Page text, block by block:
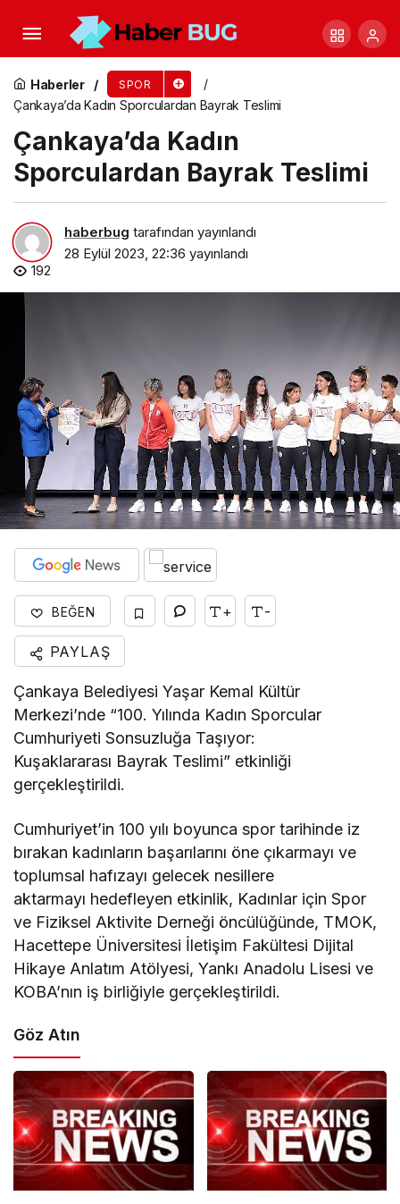
Haberler SPOR
Çankaya’da Kadın Sporculardan Bayrak Teslimi
Çankaya’da Kadın
Sporculardan Bayrak Teslimi
haberbug tarafından yayınlandı
28 Eylül 2023, 22:36 yayınlandı
192
BEĞEN + -
PAYLAŞ
Çankaya Belediyesi Yaşar Kemal Kültür
Merkezi’nde “100. Yılında Kadın Sporcular
Cumhuriyeti Sonsuzluğa Taşıyor:
Kuşaklararası Bayrak Teslimi” etkinliği
gerçekleştirildi.
Cumhuriyet’in 100 yılı boyunca spor tarihinde iz
bırakan kadınların başarılarını öne çıkarmayı ve
toplumsal hafızayı gelecek nesillere
aktarmayı hedefleyen etkinlik, Kadınlar için Spor
ve Fiziksel Aktivite Derneği öncülüğünde, TMOK,
Hacettepe Üniversitesi İletişim Fakültesi Dijital
Hikaye Anlatım Atölyesi, Yankı Anadolu Lisesi ve
KOBA’nın iş birliğiyle gerçekleştirildi.
Göz Atın
Futbol Gelişim Projesi İş Birliği Protokolü